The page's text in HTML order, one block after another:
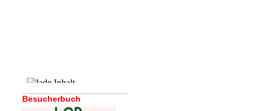
Besucherbuch